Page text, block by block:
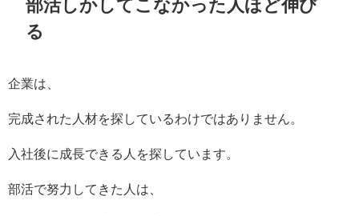
部活しかしてこなかった人ほど伸び
る
企業は、
完成された人材を探しているわけではありません。
入社後に成長できる人を探しています。
部活で努力してきた人は、